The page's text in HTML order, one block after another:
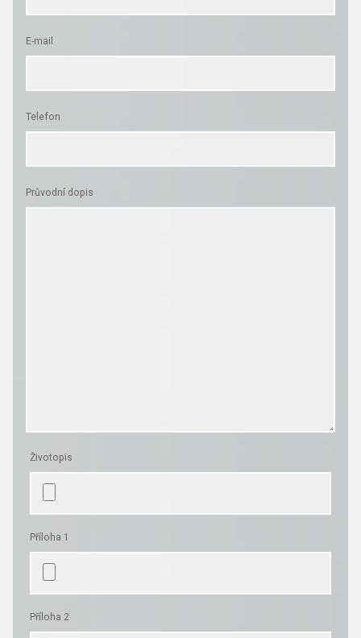
E-mail
Telefon
Průvodní dopis
Životopis
Příloha 1
Příloha 2